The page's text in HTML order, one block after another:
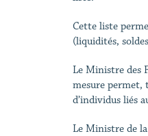
Cette liste
(liquidités,
Le Ministre des
mesure permet,
d’individus liés
Le Ministre de la